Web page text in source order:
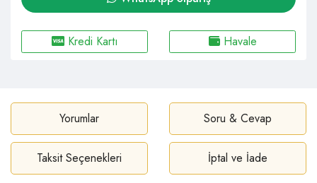
Kredi Kartı Havale
Yorumlar Soru & Cevap
Taksit Seçenekleri İptal ve İade